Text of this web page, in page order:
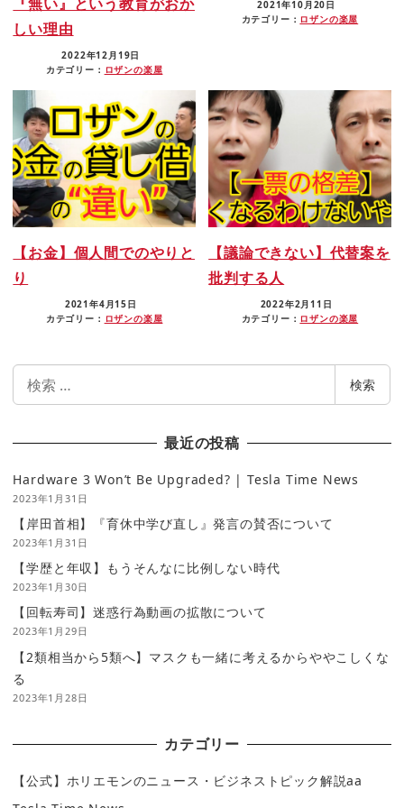
しい理由
2022年12月19日
カテゴリー： ロザンの楽屋
2021年10月20日
カテゴリー： ロザンの楽屋
【お金】個人間でのやりと
り
2021年4月15日
カテゴリー： ロザンの楽屋
【議論できない】代替案を
批判する人
2022年2月11日
カテゴリー： ロザンの楽屋
検索
最近の投稿
Hardware 3 Won’t Be Upgraded? | Tesla Time News
2023年1月31日
【岸田首相】『育休中学び直し』発言の賛否について
2023年1月31日
【学歴と年収】もうそんなに比例しない時代
2023年1月30日
【回転寿司】迷惑行為動画の拡散について
2023年1月29日
【2類相当から5類へ】マスクも一緒に考えるからややこしくな
る
2023年1月28日
カテゴリー
【公式】ホリエモンのニュース・ビジネストピック解説aa